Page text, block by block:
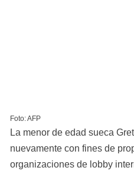
Foto: AFP
La menor de edad sueca
nuevamente con fines de
organizaciones de lobby